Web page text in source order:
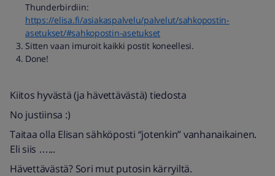
Thunderbirdiin:
https://elisa.fi/asiakaspalvelu/palvelut/sahkopostin-
asetukset/#sahkopostin-asetukset
Sitten vaan imuroit kaikki postit koneellesi.
Done!
Kiitos hyvästä (ja hävettävästä) tiedosta
No justiinsa :)
Taitaa olla Elisan sähköposti “jotenkin” vanhanaikainen.
Eli siis …...
Hävettävästä? Sori mut putosin kärryiltä.